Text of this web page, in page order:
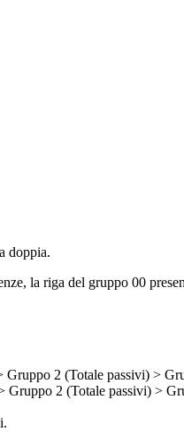
doppia.
la riga del gruppo 00
2 (Totale passivi) >
2 (Totale passivi) >